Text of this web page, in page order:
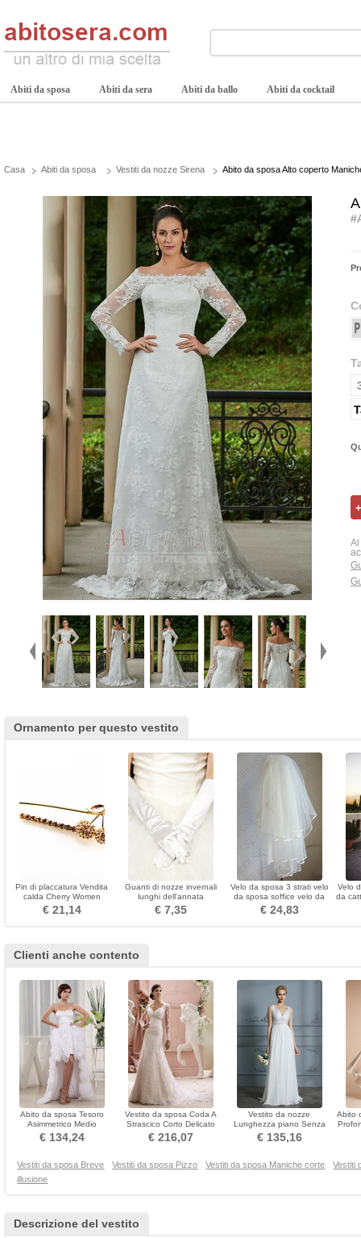
Abiti da sposa Abiti da sera Abiti da ballo Abiti da cocktail
Casa Abiti da sposa Vestiti da nozze Sirena Abito da sposa Alto coperto
Al
Ornamento per questo vestito
Pin di placcatura Vendita
calda Cherry Women
Brooch
€ 21,14
Guanti di nozze invernali
lunghi dell'annata
dell'annata calda della
chiesa calda
€ 7,35
Velo da sposa 3 strati velo
da sposa soffice velo da
sposa velo corto
€ 24,83
Velo
da
Clienti anche contento
Abito da sposa Tesoro
Asimmetrico Medio
Informale Senza maniche
€ 134,24
Vestito da sposa Coda A
Strascico Corto Delicato
Maniche lunghe
€ 216,07
Vestito da nozze
Lunghezza piano Senza
maniche Profondo scollo a
v
€ 135,16
Abito
Vestiti da sposa Breve Vestiti da sposa Pizzo Vestiti da sposa Maniche corte
Vestiti
illusione
Descrizione del vestito